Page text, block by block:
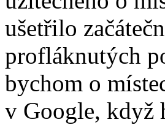
ušetřilo
profláknutých
bychom o
v Google, když